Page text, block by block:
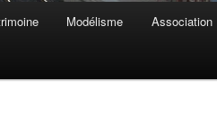
Modélisme Association